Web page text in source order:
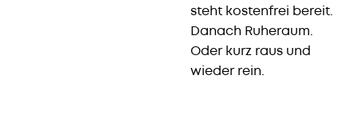
steht kostenfrei bereit.
Danach Ruheraum.
Oder kurz raus und
wieder rein.